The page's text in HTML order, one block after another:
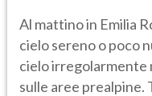
Al mattino in Emilia
cielo sereno o poco
cielo irregolarmente
sulle aree prealpine.